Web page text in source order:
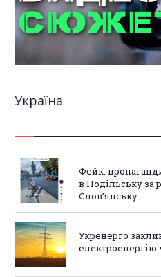
Україна
Фейк:
в Подільську за
Слов’янську
Укренерго
електроенергію